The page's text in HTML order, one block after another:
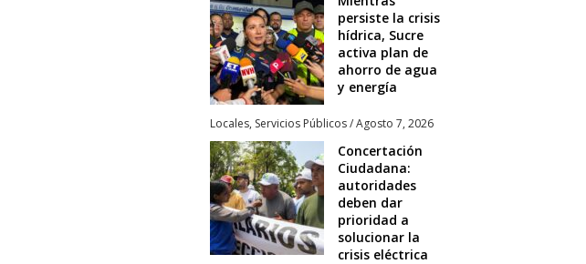
persiste la crisis
hídrica, Sucre
activa plan de
ahorro de agua
y energía
Locales, Servicios Públicos/Agosto 7, 2026
Concertación
Ciudadana:
autoridades
deben dar
prioridad a
solucionar la
crisis eléctrica